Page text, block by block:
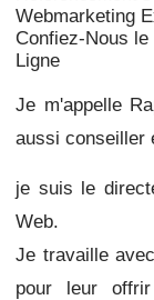
Webmarketing
Confiez-Nous
Ligne
Je m'appelle
aussi conseiller
je suis le
Web.
Je travaille
pour leur